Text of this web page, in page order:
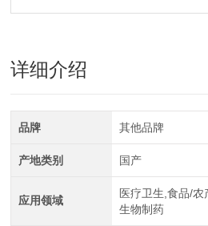
详细介绍
品牌 其他品牌
产地类别 国产
应用领域
医疗卫生,食品/
生物制药